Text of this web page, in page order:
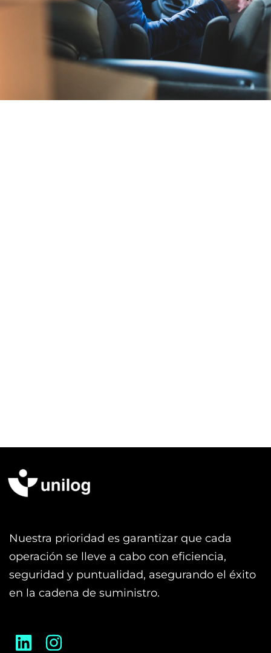
Nuestra prioridad es garantizar que cada
operación se lleve a cabo con eficiencia,
seguridad y puntualidad, asegurando el éxito
en la cadena de suministro.